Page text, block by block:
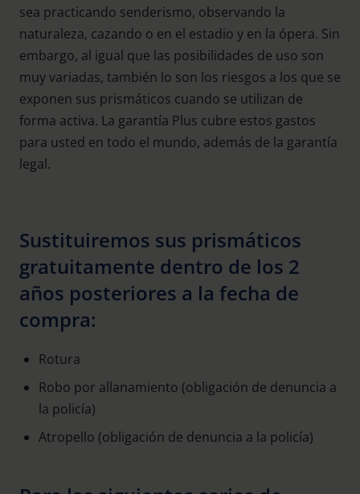
sea practicando senderismo, observando la
naturaleza, cazando o en el estadio y en la ópera. Sin
embargo, al igual que las posibilidades de uso son
muy variadas, también lo son los riesgos a los que se
exponen sus prismáticos cuando se utilizan de
forma activa. La garantía Plus cubre estos gastos
para usted en todo el mundo, además de la garantía
legal.
Sustituiremos sus prismáticos
gratuitamente dentro de los 2
años posteriores a la fecha de
compra:
Rotura
Robo por allanamiento (obligación de denuncia a
la policía)
Atropello (obligación de denuncia a la policía)